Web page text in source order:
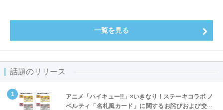
一覧を見る
話題のリリース
アニメ「ハイキュー!!」×いきなり！ステーキコラボ ノ
ベルティ「名札風カード」に関するお詫びおよび交換